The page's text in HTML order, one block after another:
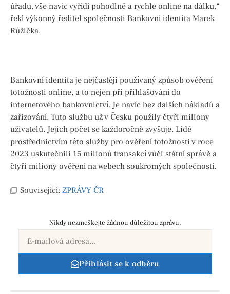
úřadu, vše navíc vyřídí pohodlně a rychle online na dálku,“
řekl výkonný ředitel společnosti Bankovní identita Marek
Růžička.
Bankovní identita je nejčastěji používaný způsob ověření
totožnosti online, a to nejen při přihlašování do
internetového bankovnictví. Je navíc bez dalších nákladů a
zařizování. Tuto službu už v Česku použily čtyři miliony
uživatelů. Jejich počet se každoročně zvyšuje. Lidé
prostřednictvím této služby pro ověření totožnosti v roce
2023 uskutečnili 15 milionů transakcí vůči státní správě a
čtyři miliony ověření na webech soukromých společností.
Související: ZPRÁVY ČR
Nikdy nezmeškejte žádnou důležitou zprávu.
Přihlásit se k odběru